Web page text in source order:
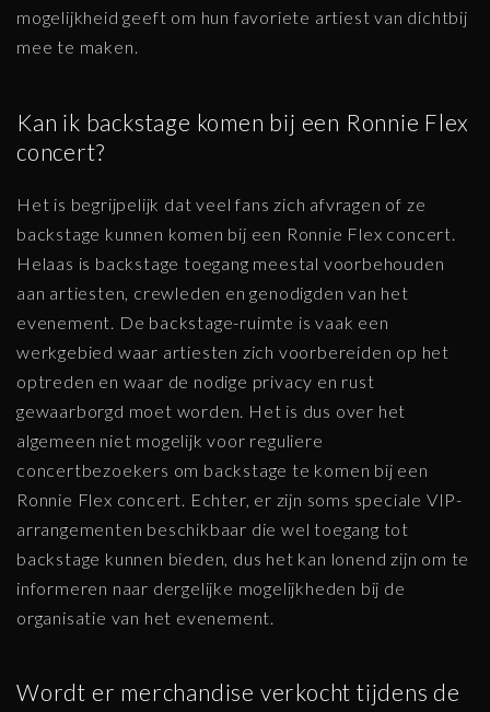
mogelijkheid geeft om hun favoriete artiest van dichtbij
mee te maken.
Kan ik backstage komen bij een Ronnie Flex
concert?
Het is begrijpelijk dat veel fans zich afvragen of ze
backstage kunnen komen bij een Ronnie Flex concert.
Helaas is backstage toegang meestal voorbehouden
aan artiesten, crewleden en genodigden van het
evenement. De backstage-ruimte is vaak een
werkgebied waar artiesten zich voorbereiden op het
optreden en waar de nodige privacy en rust
gewaarborgd moet worden. Het is dus over het
algemeen niet mogelijk voor reguliere
concertbezoekers om backstage te komen bij een
Ronnie Flex concert. Echter, er zijn soms speciale VIP-
arrangementen beschikbaar die wel toegang tot
backstage kunnen bieden, dus het kan lonend zijn om te
informeren naar dergelijke mogelijkheden bij de
organisatie van het evenement.
Wordt er merchandise verkocht tijdens de